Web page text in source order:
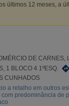
últimos 12 meses, a
DE CARNES,
1 BLOCO 4 1ºESQ.
CUNHADOS
a retalho em outros
predominância de